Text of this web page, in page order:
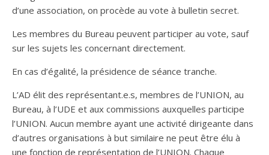
d’une association, on procède au vote à bulletin secret.
Les membres du Bureau peuvent participer au vote, sauf
sur les sujets les concernant directement.
En cas d’égalité, la présidence de séance tranche.
L’AD élit des représentant.e.s, membres de l’UNION, au
Bureau, à l’UDE et aux commissions auxquelles participe
l’UNION. Aucun membre ayant une activité dirigeante dans
d’autres organisations à but similaire ne peut être élu à
une fonction de représentation de l’UNION. Chaque